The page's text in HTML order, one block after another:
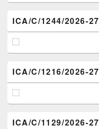
ICA/C/1244/2026-27
ICA/C/1216/2026-27
ICA/C/1129/2026-27